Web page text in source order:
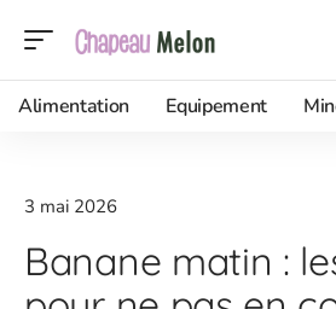
Alimentation Equipement
3 mai 2026
Banane matin :